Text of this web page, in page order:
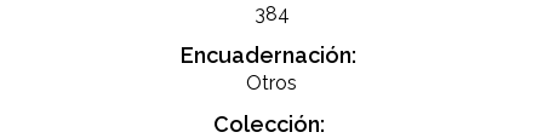
384
Encuadernación:
Otros
Colección: